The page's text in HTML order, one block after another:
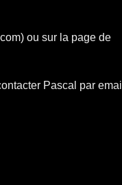
ou sur la page de
Pascal par email